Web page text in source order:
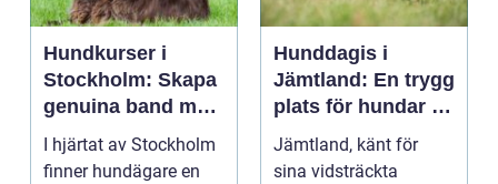
Hundkurser i
Stockholm: Skapa
genuina band med
din hund
I hjärtat av Stockholm
finner hundägare en
Hunddagis i
Jämtland: En trygg
plats för hundar i
vårt vackra
landskap
Jämtland, känt för
sina vidsträckta